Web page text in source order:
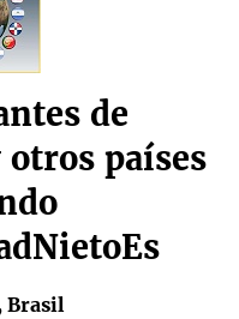
de
países
Brasil